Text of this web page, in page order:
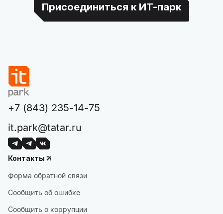
Присоединиться к ИТ-парк
+7 (843) 235-14-75
it.park@tatar.ru
Контакты
Форма обратной связи
Сообщить об ошибке
Сообщить о коррупции